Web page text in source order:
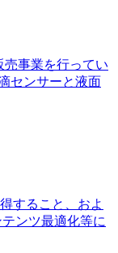
事業を行ってい
センサーと液面
すること、およ
ンツ最適化等に